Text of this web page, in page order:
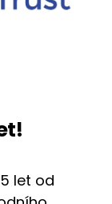
let od